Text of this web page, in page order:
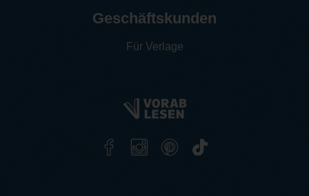
Geschäftskunden
Für Verlage